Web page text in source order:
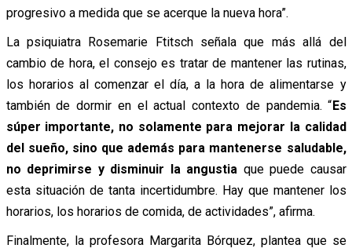
progresivo a medida que se acerque la nueva hora”.
La psiquiatra Rosemarie Ftitsch señala que más allá del
cambio de hora, el consejo es tratar de mantener las rutinas,
los horarios al comenzar el día, a la hora de alimentarse y
también de dormir en el actual contexto de pandemia. “Es
súper importante, no solamente para mejorar la calidad
del sueño, sino que además para mantenerse saludable,
no deprimirse y disminuir la angustia que puede causar
esta situación de tanta incertidumbre. Hay que mantener los
horarios, los horarios de comida, de actividades”, afirma.
Finalmente, la profesora Margarita Bórquez, plantea que se